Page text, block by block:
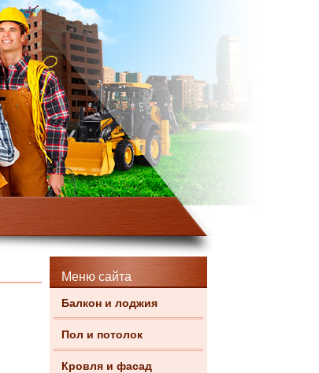
Меню сайта
Балкон и лоджия
Пол и потолок
Кровля и фасад